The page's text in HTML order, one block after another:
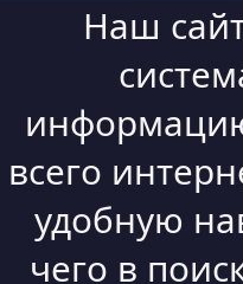
Наш
всего
удобную
чего в